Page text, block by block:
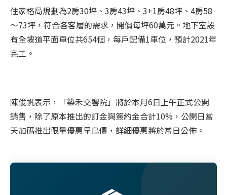
住家格局規劃為2房30坪、3房43坪、3+1房48坪、4房58
～73坪，符合各客層的需求，開價每坪60萬元。地下室設
有全坡道平面車位共654個，每戶配備1車位，預計2021年
完工。
陳俊帆表示，「築禾交響院」將於本月6日上午正式公開
銷售，除了原本推出的訂金與簽約金合計10%，公開日當
天加碼推出限量優惠早鳥價，詳細優惠將於當日公佈。